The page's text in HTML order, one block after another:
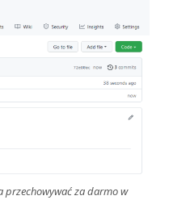
przechowywać za darmo w